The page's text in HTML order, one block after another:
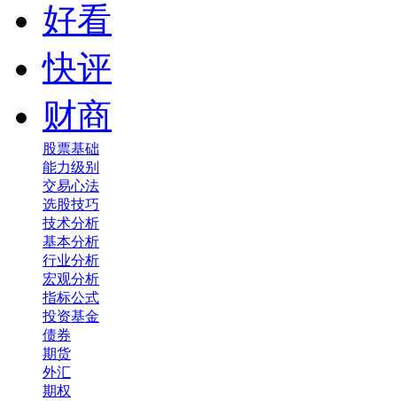
好看
快评
财商
股票基础
能力级别
交易心法
选股技巧
技术分析
基本分析
行业分析
宏观分析
指标公式
投资基金
债券
期货
外汇
期权